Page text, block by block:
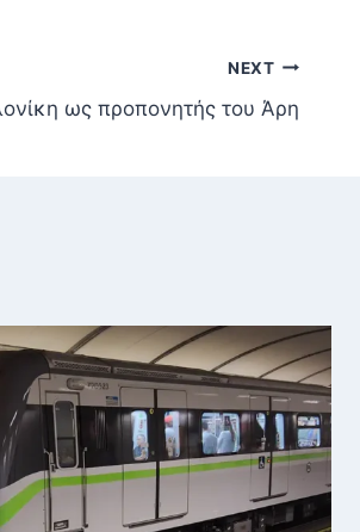
NEXT
ως προπονητής του Άρη